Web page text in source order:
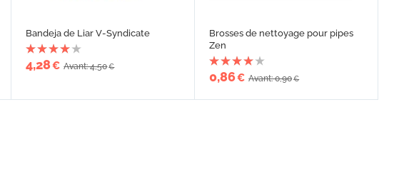
Bandeja de Liar V-Syndicate
4,28€ Avant: 4,50€
Brosses de nettoyage pour pipes
Zen
0,86€ Avant: 0,90€